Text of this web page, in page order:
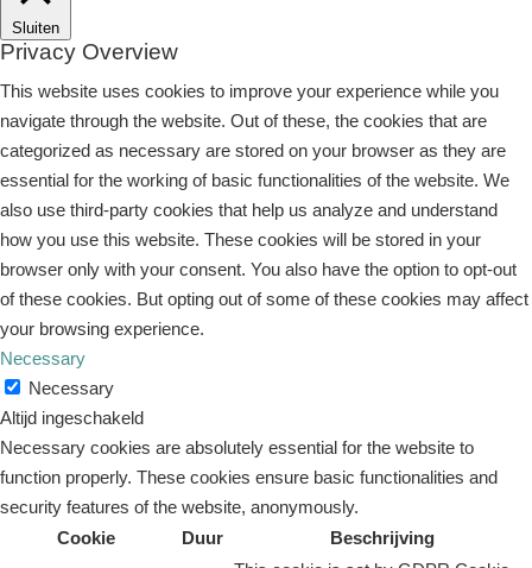
Sluiten
Privacy Overview
This website uses cookies to improve your experience while you
navigate through the website. Out of these, the cookies that are
categorized as necessary are stored on your browser as they are
essential for the working of basic functionalities of the website. We
also use third-party cookies that help us analyze and understand
how you use this website. These cookies will be stored in your
browser only with your consent. You also have the option to opt-out
of these cookies. But opting out of some of these cookies may affect
your browsing experience.
Necessary
Necessary
Altijd ingeschakeld
Necessary cookies are absolutely essential for the website to
function properly. These cookies ensure basic functionalities and
security features of the website, anonymously.
Cookie
Duur Beschrijving